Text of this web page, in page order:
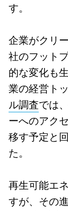
す。
企業がクリ
社のフット
的な変化も
業の経営ト
ル調査では
ーへのアク
移す予定と
た。
再生可能エ
すが、その